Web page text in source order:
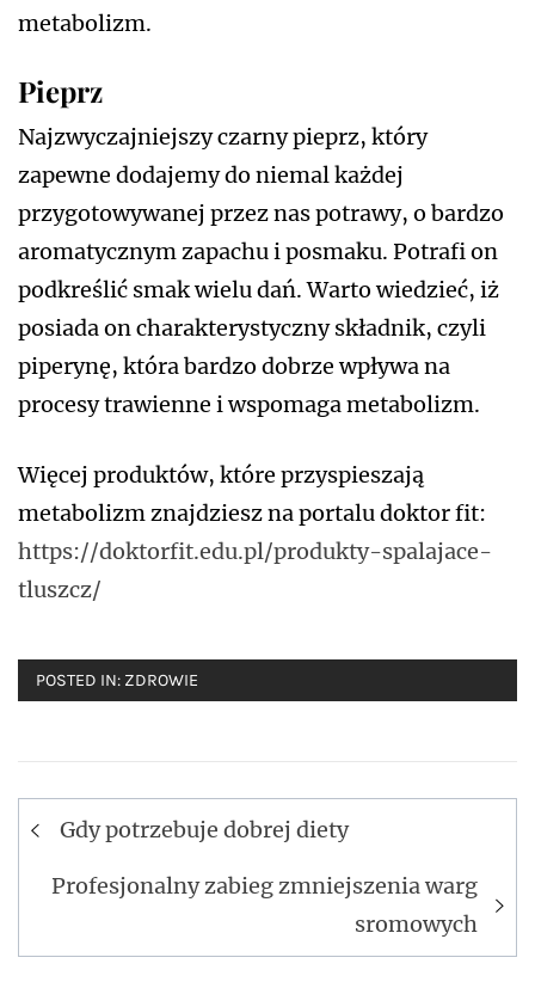
metabolizm.
Pieprz
Najzwyczajniejszy czarny pieprz, który
zapewne dodajemy do niemal każdej
przygotowywanej przez nas potrawy, o bardzo
aromatycznym zapachu i posmaku. Potrafi on
podkreślić smak wielu dań. Warto wiedzieć, iż
posiada on charakterystyczny składnik, czyli
piperynę, która bardzo dobrze wpływa na
procesy trawienne i wspomaga metabolizm.
Więcej produktów, które przyspieszają
metabolizm znajdziesz na portalu doktor fit:
https://doktorfit.edu.pl/produkty-spalajace-
tluszcz/
POSTED IN: ZDROWIE
Nawigacja
wpisu
Gdy potrzebuje dobrej diety
Profesjonalny zabieg zmniejszenia warg
sromowych